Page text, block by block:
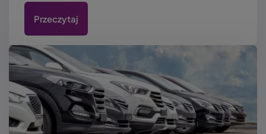
Przeczytaj